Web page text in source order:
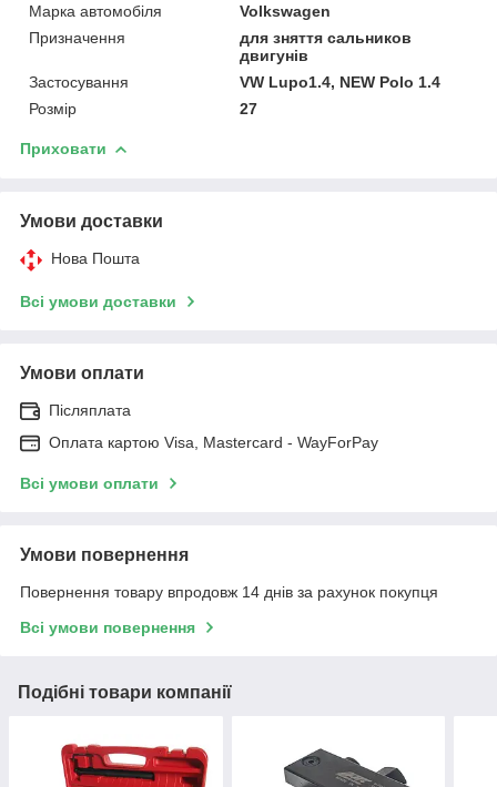
Марка автомобіля
Volkswagen
Призначення
для зняття сальников
двигунів
Застосування
VW Lupo1.4, NEW Polo 1.4
Розмір
27
Приховати
Умови доставки
Нова Пошта
Всі умови доставки
Умови оплати
Післяплата
Оплата картою Visa, Mastercard - WayForPay
Всі умови оплати
Умови повернення
Повернення товару впродовж 14 днів за рахунок покупця
Всі умови повернення
Подібні товари компанії